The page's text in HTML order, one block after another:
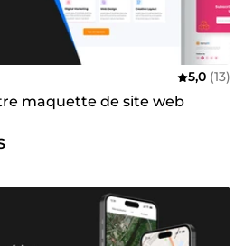
5,0 (13)
maquette de site web